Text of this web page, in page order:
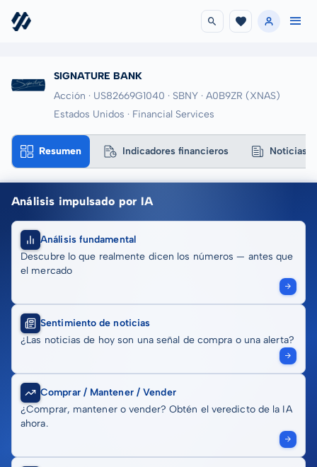
SIGNATURE BANK
Acción · US82669G1040 · SBNY · A0B9ZR (XNAS)
Estados Unidos · Financial Services
Resumen Indicadores financieros Noticias
Análisis impulsado por IA
Análisis fundamental
Descubre lo que realmente dicen los números — antes que
el mercado
Sentimiento de noticias
¿Las noticias de hoy son una señal de compra o una alerta?
Comprar / Mantener / Vender
¿Comprar, mantener o vender? Obtén el veredicto de la IA
ahora.